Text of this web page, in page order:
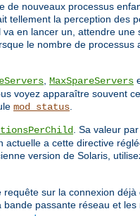
de nouveaux processus
tellement la perception des
en lancer un, attendre une
le nombre de processus
, MaxSpareServers
voyez apparaître souvent
mod_status.
. Sa valeur
a cette directive
version de Solaris,
sur la connexion
passante réseau et les